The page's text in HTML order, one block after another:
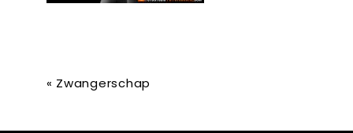
« Zwangerschap